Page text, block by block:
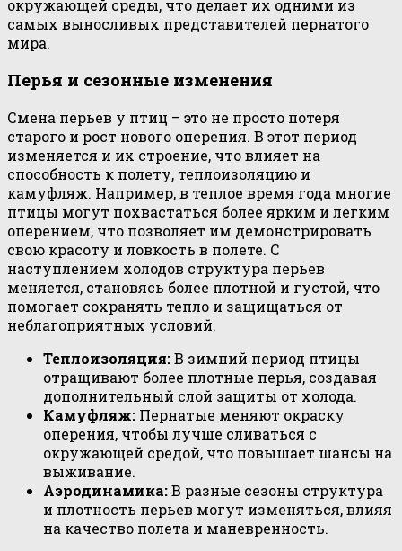
окружающей среды, что делает их одними из
самых выносливых представителей пернатого
мира.
Перья и сезонные изменения
Смена перьев у птиц – это не просто потеря
старого и рост нового оперения. В этот период
изменяется и их строение, что влияет на
способность к полету, теплоизоляцию и
камуфляж. Например, в теплое время года многие
птицы могут похвастаться более ярким и легким
оперением, что позволяет им демонстрировать
свою красоту и ловкость в полете. С
наступлением холодов структура перьев
меняется, становясь более плотной и густой, что
помогает сохранять тепло и защищаться от
неблагоприятных условий.
Теплоизоляция:В зимний период птицы
отращивают более плотные перья, создавая
дополнительный слой защиты от холода.
Камуфляж: Пернатые меняют окраску
оперения, чтобы лучше сливаться с
окружающей средой, что повышает шансы на
выживание.
Аэродинамика:В разные сезоны структура
и плотность перьев могут изменяться, влияя
на качество полета и маневренность.